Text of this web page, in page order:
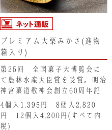
プレミアム大栗みかさ(進物
箱入り)
第25回 全国菓子大博覧会に
て農林水産大臣賞を受賞。明治
神宮菓道敬神会創立60周年記
念全国銘菓奉納式にてご奉納。
たっぷりの小豆と大粒の栗がま
るごと一粒入った「ぷれ」。
4個入1,395円 8個入2,820
円 12個入4,200円(すべて内
税)